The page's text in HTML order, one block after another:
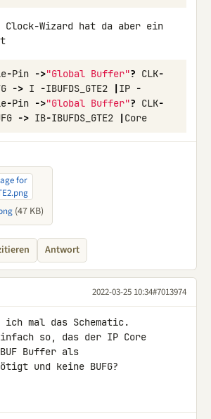
Wizard hat da aber ein
-Pin ->"Global Buffer"? CLK-
-> I -IBUFDS_GTE2 | IP -
-Pin ->"Global Buffer"? CLK-
-> IB-IBUFDS_GTE2 | Core
(47 KB)
Antwort
2022-03-25 10:34#7013974
ich mal das Schematic.
so, das der IP Core
Buffer als
und keine BUFG?